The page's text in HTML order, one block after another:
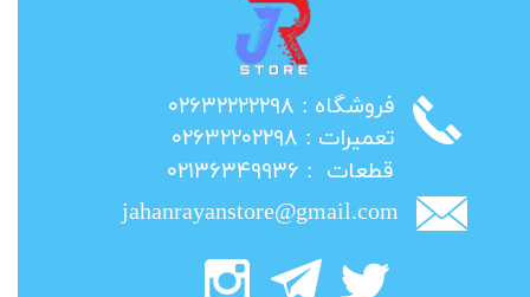
​فروشگاه : ۰۲۶۳۲۲۲۲۲۹۸
​تعمیرات : ۰۲۶۳۲۲۰۲۲۹۸
​قطعات : ۰۲۱۳۶۳۴۹۹۳۶
jahanrayanstore@gmail.com